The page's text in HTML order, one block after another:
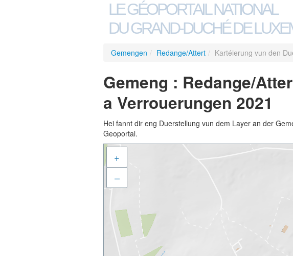
LE GÉOPORTAIL NATIONAL
DU GRAND-DUCHÉ DE
Gemengen / Redange/Attert / Kartéierung vun den
Gemeng : Redange/
a Verrouerungen 2021
Hei fannt dir eng Duerstellung vun dem Layer an der
Geoportal.
+
–